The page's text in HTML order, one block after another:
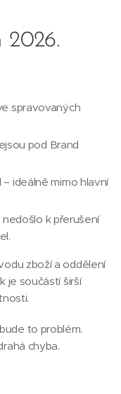
2026.
spravovaných
pod Brand
ideálně mimo hlavní
k přerušení
zboží a oddělení
je součástí širší
to problém.
chyba.